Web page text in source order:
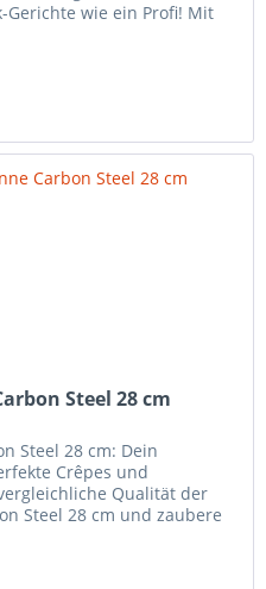
Gerichte wie ein Profi! Mit
Steel 28 cm
Steel 28 cm: Dein
Crêpes und
Qualität der
Steel 28 cm und zaubere